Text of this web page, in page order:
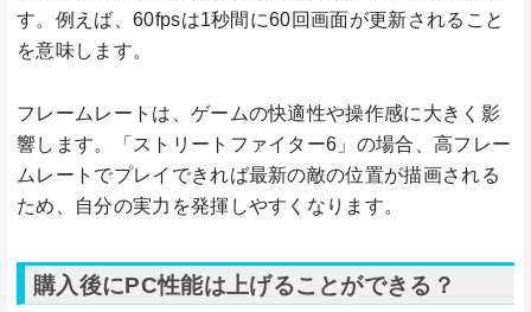
す。例えば、60fpsは1秒間に60回画面が更新されること
を意味します。
フレームレートは、ゲームの快適性や操作感に大きく影
響します。「ストリートファイター6」の場合、高フレー
ムレートでプレイできれば最新の敵の位置が描画される
ため、自分の実力を発揮しやすくなります。
購入後にPC性能は上げることができる？